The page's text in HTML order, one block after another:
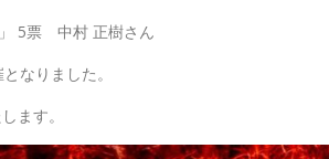
票 中村 正樹さん
なりました。
ます。